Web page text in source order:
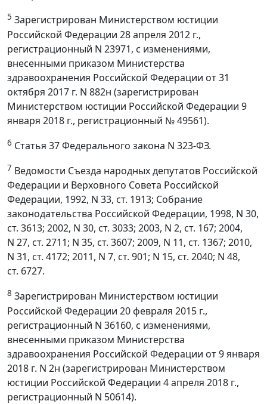
5 Зарегистрирован Министерством юстиции
Российской Федерации 28 апреля 2012 г.,
регистрационный N 23971, с изменениями,
внесенными приказом Министерства
здравоохранения Российской Федерации от 31
октября 2017 г. N 882н (зарегистрирован
Министерством юстиции Российской Федерации 9
января 2018 г., регистрационный № 49561).
6 Статья 37 Федерального закона N 323-ФЗ.
7 Ведомости Съезда народных депутатов Российской
Федерации и Верховного Совета Российской
Федерации, 1992, N 33, ст. 1913; Собрание
законодательства Российской Федерации, 1998, N 30,
ст. 3613; 2002, N 30, ст. 3033; 2003, N 2, ст. 167; 2004,
N 27, ст. 2711; N 35, ст. 3607; 2009, N 11, ст. 1367; 2010,
N 31, ст. 4172; 2011, N 7, ст. 901; N 15, ст. 2040; N 48,
ст. 6727.
8 Зарегистрирован Министерством юстиции
Российской Федерации 20 февраля 2015 г.,
регистрационный N 36160, с изменениями,
внесенными приказом Министерства
здравоохранения Российской Федерации от 9 января
2018 г. N 2н (зарегистрирован Министерством
юстиции Российской Федерации 4 апреля 2018 г.,
регистрационный N 50614).